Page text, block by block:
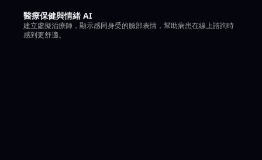
醫療保健與情緒 AI
建立虛擬治療師，顯示感同身受的臉部表情，幫助病患在線上諮詢時
感到更舒適。